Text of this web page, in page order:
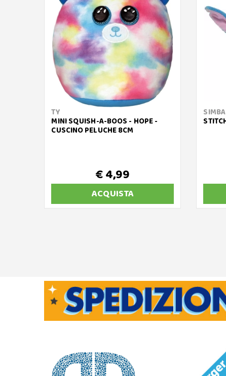
TY
MINI SQUISH-A-BOOS - HOPE -
CUSCINO PELUCHE 8CM
€ 4,99
ACQUISTA
SIMBA